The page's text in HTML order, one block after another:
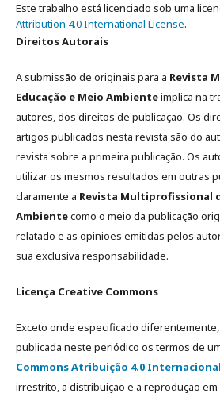
Este trabalho está licenciado sob uma
Attribution 4.0 International License.
Direitos Autorais
A submissão de originais para a Revista
Educação e Meio Ambienteimplica na
autores, dos direitos de publicação. Os
artigos publicados nesta revista são do
revista sobre a primeira publicação. Os
utilizar os mesmos resultados em outras
claramente a Revista Multiprofissional
Ambientecomo o meio da publicação
relatado e as opiniões emitidas pelos
sua exclusiva responsabilidade.
Licença Creative Commons
Exceto onde especificado
publicada neste periódico os termos de
Commons Atribuição 4.0 Internacional
irrestrito, a distribuição e a reprodução